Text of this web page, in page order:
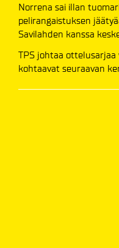
Norrena sai illan
pelirangaistuksen
Savilahden kanssa
TPS johtaa
kohtaavat seuraavan